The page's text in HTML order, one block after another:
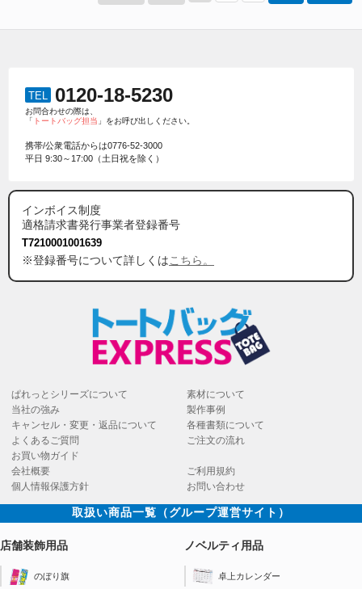
TEL 0120-18-5230
お問合わせの際は、
「 トートバッグ担当 」をお呼び出しください。
携帯/公衆電話からは0776-52-3000
平日 9:30～17:00（土日祝を除く）
インボイス制度
適格請求書発行事業者登録番号
T7210001001639
※登録番号について詳しくはこちら。
ぱれっとシリーズについて
素材について
当社の強み
製作事例
キャンセル・変更・返品について
各種書類について
よくあるご質問
ご注文の流れ
お買い物ガイド
会社概要
ご利用規約
個人情報保護方針
お問い合わせ
取扱い商品一覧（グループ運営サイト）
店舗装飾用品
のぼり旗
ノベルティ用品
卓上カレンダー